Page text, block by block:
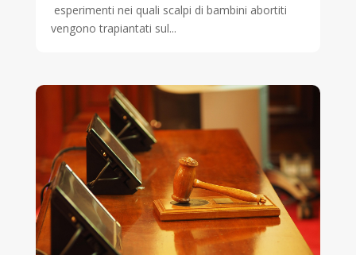
esperimenti nei quali scalpi di bambini abortiti
vengono trapiantati sul...